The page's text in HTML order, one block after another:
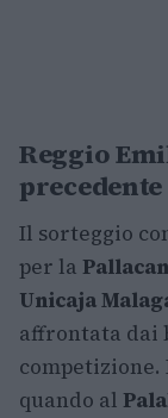
Reggio
Il sorteggio
per la
Unicaja
affrontata dai
quando al